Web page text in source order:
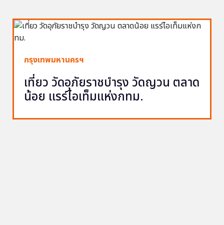
กรุงเทพมหานครฯ
เที่ยว วัดอุภัยราชบำรุง วัดญวน ตลาด
น้อย แรร์ไอเท็มแห่งกทม.